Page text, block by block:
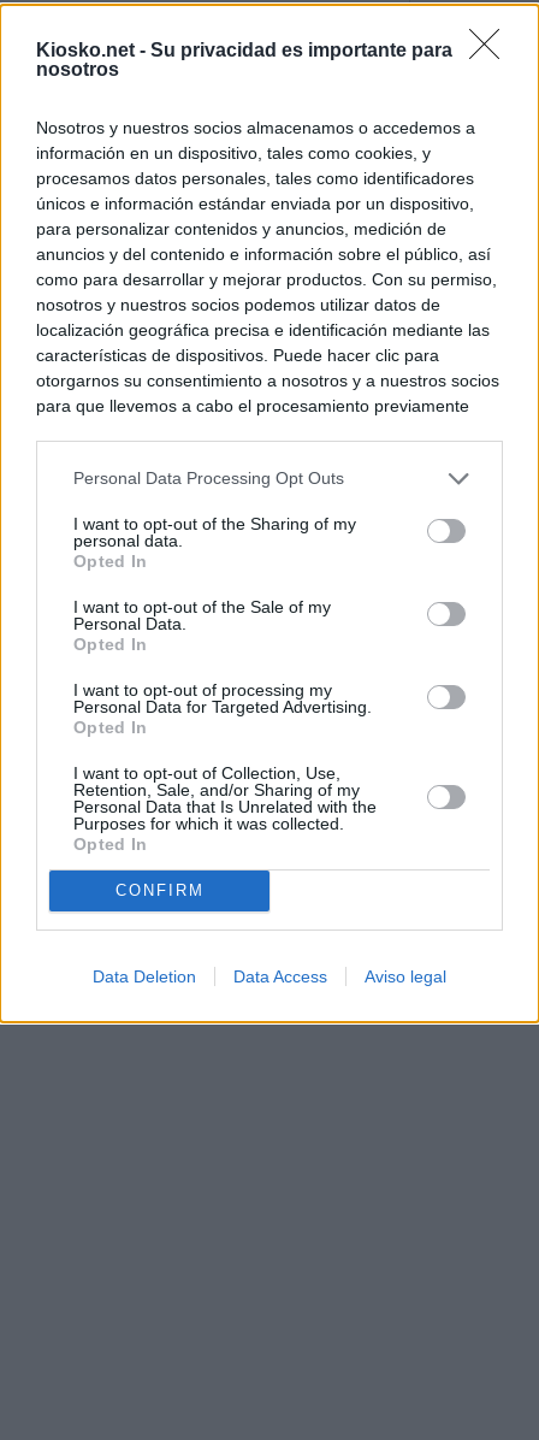
Kiosko.net - Su privacidad es importante para
nosotros
Nosotros y nuestros socios almacenamos o accedemos a
información en un dispositivo, tales como cookies, y
procesamos datos personales, tales como identificadores
únicos e información estándar enviada por un dispositivo,
para personalizar contenidos y anuncios, medición de
anuncios y del contenido e información sobre el público, así
como para desarrollar y mejorar productos. Con su permiso,
nosotros y nuestros socios podemos utilizar datos de
localización geográfica precisa e identificación mediante las
características de dispositivos. Puede hacer clic para
otorgarnos su consentimiento a nosotros y a nuestros socios
para que llevemos a cabo el procesamiento previamente
negar su consentimiento. Tenga en cuenta que algún
de su consentimiento, pero usted tiene el derecho de
rechazar tal procesamiento. Sus preferencias se aplicarán
cualquier momento entrando de nuevo en este sitio web o
visitando nuestra política de privacidad.
Personal Data Processing Opt Outs
I want to opt-out of the Sharing of my
personal data.
Opted In
I want to opt-out of the Sale of my
Personal Data.
Opted In
I want to opt-out of processing my
Personal Data for Targeted Advertising.
Opted In
I want to opt-out of Collection, Use,
Retention, Sale, and/or Sharing of my
Personal Data that Is Unrelated with the
Purposes for which it was collected.
Opted In
CONFIRM
Data Deletion Data Access Aviso legal
El uso personal
Comunidad de
de Gran Vía
logró venderlo
© Kiosko.net Aviso Legal Privacidad y Cookies